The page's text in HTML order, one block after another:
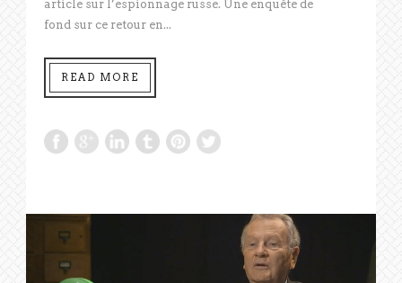
article sur l’espionnage russe. Une enquête de
fond sur ce retour en...
READ MORE